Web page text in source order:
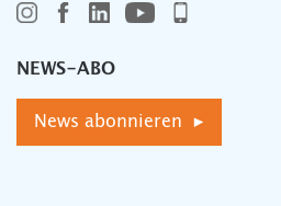
NEWS-ABO
News abonnieren ▸